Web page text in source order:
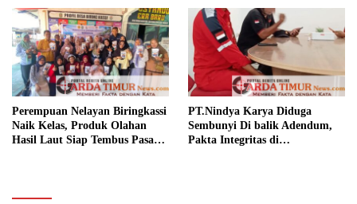
Perempuan Nelayan Biringkassi
Naik Kelas, Produk Olahan
Hasil Laut Siap Tembus Pasar
PT.Nindya Karya Diduga
Sembunyi Di balik Adendum,
Pakta Integritas di